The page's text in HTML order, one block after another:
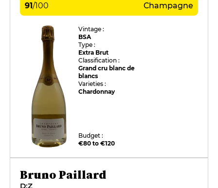
91/100 Champagne
Vintage :
BSA
Type :
Extra Brut
Classification :
Grand cru blanc de
blancs
Varieties :
Chardonnay
Budget :
€80 to €120
Bruno Paillard
D:Z